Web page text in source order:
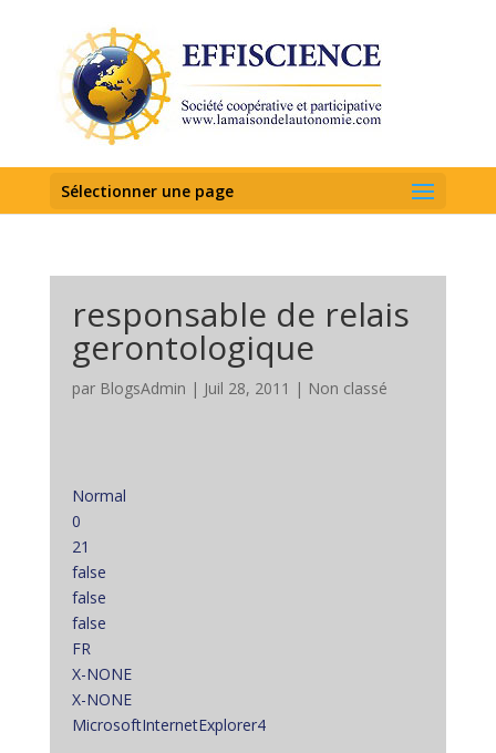
Sélectionner une page
responsable de relais
gerontologique
par BlogsAdmin | Juil 28, 2011 | Non classé
Normal
0
21
false
false
false
FR
X-NONE
X-NONE
MicrosoftInternetExplorer4